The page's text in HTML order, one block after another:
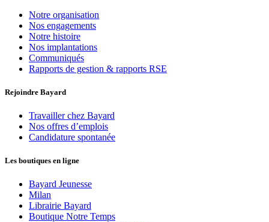
Notre organisation
Nos engagements
Notre histoire
Nos implantations
Communiqués
Rapports de gestion & rapports RSE
Rejoindre Bayard
Travailler chez Bayard
Nos offres d’emplois
Candidature spontanée
Les boutiques en ligne
Bayard Jeunesse
Milan
Librairie Bayard
Boutique Notre Temps